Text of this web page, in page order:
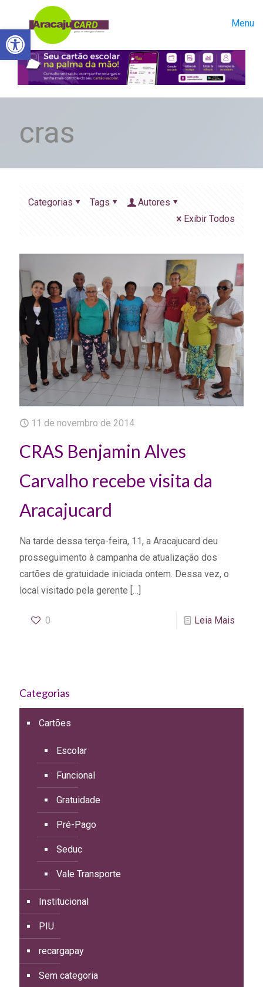
Abrir a barra de ferramentas
Menu
cras
Categorias Tags
Autores
Exibir Todos
11 de novembro de 2014
CRAS Benjamin Alves
Carvalho recebe visita da
Aracajucard
Na tarde dessa terça-feira, 11, a Aracajucard deu
prosseguimento à campanha de atualização dos
cartões de gratuidade iniciada ontem. Dessa vez, o
local visitado pela gerente […]
0 Leia Mais
Categorias
Cartões
Escolar
Funcional
Gratuidade
Pré-Pago
Seduc
Vale Transporte
Institucional
PIU
recargapay
Sem categoria